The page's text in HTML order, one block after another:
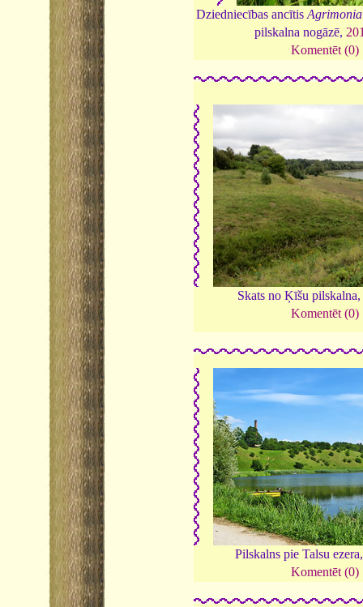
Dziedniecības ancītis
pilskalna nogāzē,
Komentēt (0)
Skats no Ķīšu pilskalna,
Komentēt (0)
Pilskalns pie Talsu
Komentēt (0)